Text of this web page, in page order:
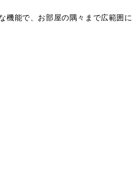
機能で、お部屋の隅々まで広範囲に